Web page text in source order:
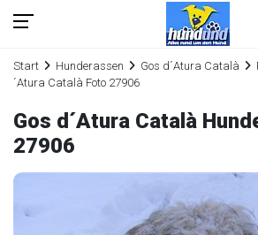
Start Hunderassen Gos d´Atura Català
´Atura Català Foto 27906
Gos d´Atura Català
27906